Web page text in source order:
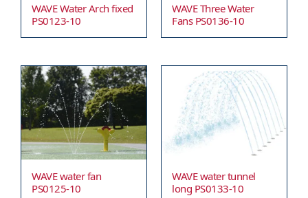
WAVE Water Arch fixed
PS0123-10
WAVE Three Water
Fans PS0136-10
WAVE water fan
PS0125-10
WAVE water tunnel
long PS0133-10